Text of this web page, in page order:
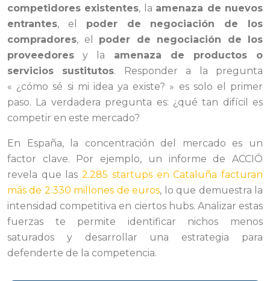
competidores existentes, la amenaza de nuevos
entrantes, el poder de negociación de los
compradores, el poder de negociación de los
proveedores y la amenaza de productos o
servicios sustitutos. Responder a la pregunta
« ¿cómo sé si mi idea ya existe? » es solo el primer
paso. La verdadera pregunta es: ¿qué tan difícil es
competir en este mercado?
En España, la concentración del mercado es un
factor clave. Por ejemplo, un informe de ACCIÓ
revela que las2.285 startups en Cataluña facturan
más de 2.330 millones de euros, lo que demuestra la
intensidad competitiva en ciertos hubs. Analizar estas
fuerzas te permite identificar nichos menos
saturados y desarrollar una estrategia para
defenderte de la competencia.